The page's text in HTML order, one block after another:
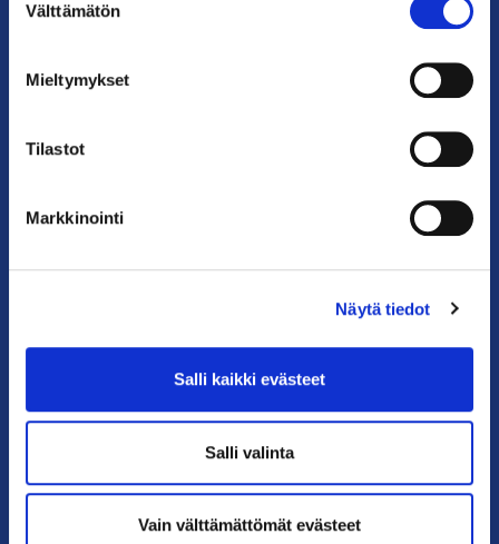
valinta
Välttämätön
Mieltymykset
Tilastot
Markkinointi
Näytä tiedot
Salli kaikki evästeet
Salli valinta
Vain välttämättömät evästeet
Anna palautetta >
Liity jäseneksi
Neuvonta ja palvelut